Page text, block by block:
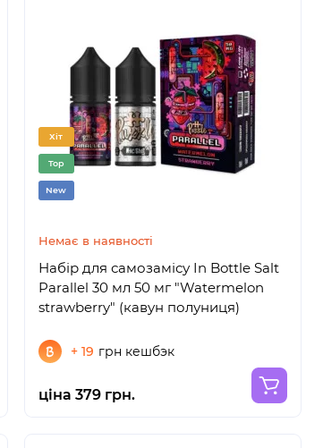
Хіт
Top
New
Немає в наявності
Набір для самозамісу In Bottle Salt
Parallel 30 мл 50 мг "Watermelon
strawberry" (кавун полуниця)
+ 19 грн кешбэк
ціна 379 грн.